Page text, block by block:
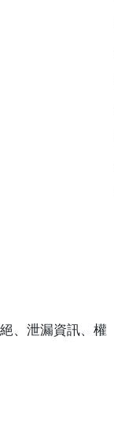
、泄漏資訊、權